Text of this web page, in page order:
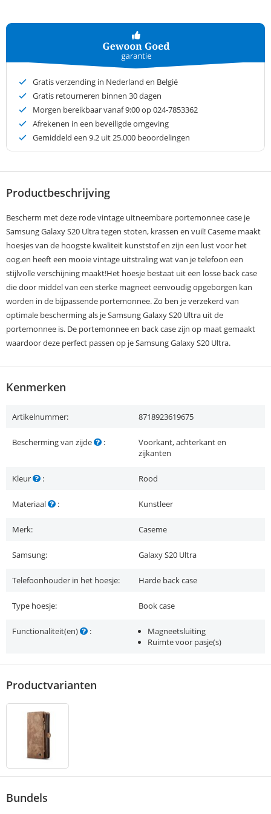
Gratis verzending in Nederland en België
Gratis retourneren binnen 30 dagen
Morgen bereikbaar vanaf 9:00 op 024-7853362
Afrekenen in een beveiligde omgeving
Gemiddeld een 9.2 uit 25.000 beoordelingen
Productbeschrijving
Bescherm met deze rode vintage uitneembare portemonnee case je
Samsung Galaxy S20 Ultra tegen stoten, krassen en vuil! Caseme maakt
hoesjes van de hoogste kwaliteit kunststof en zijn een lust voor het
oog.en heeft een mooie vintage uitstraling wat van je telefoon een
stijlvolle verschijning maakt!Het hoesje bestaat uit een losse back case
die door middel van een sterke magneet eenvoudig opgeborgen kan
worden in de bijpassende portemonnee. Zo ben je verzekerd van
optimale bescherming als je Samsung Galaxy S20 Ultra uit de
portemonnee is. De portemonnee en back case zijn op maat gemaakt
waardoor deze perfect passen op je Samsung Galaxy S20 Ultra.
Kenmerken
Artikelnummer: 8718923619675
Bescherming van zijde :
Voorkant, achterkant en
zijkanten
Kleur : Rood
Materiaal : Kunstleer
Merk: Caseme
Samsung: Galaxy S20 Ultra
Telefoonhouder in het hoesje: Harde back case
Type hoesje: Book case
Functionaliteit(en) :
Magneetsluiting
Ruimte voor pasje(s)
Productvarianten
Bundels